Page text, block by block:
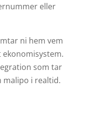
eller
ni hem vem
som tar
i realtid.